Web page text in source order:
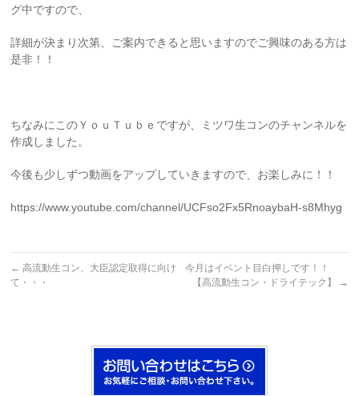
グ中ですので、
詳細が決まり次第、ご案内できると思いますのでご興味のある方は
是非！！
ちなみにこのＹｏｕＴｕｂｅですが、ミツワ生コンのチャンネルを
作成しました。
今後も少しずつ動画をアップしていきますので、お楽しみに！！
https://www.youtube.com/channel/UCFso2Fx5RnoaybaH-s8Mhyg
← 高流動生コン、大臣認定取得に向け
て・・・
今月はイベント目白押しです！！
【高流動生コン・ドライテック】
→